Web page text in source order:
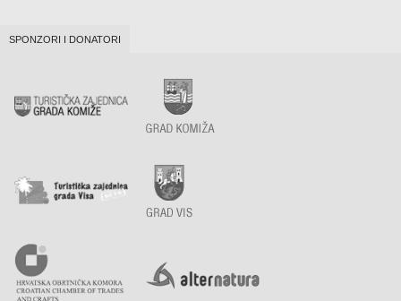
SPONZORI I DONATORI